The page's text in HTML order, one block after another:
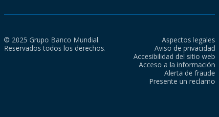
© 2025 Grupo Banco Mundial.
Reservados todos los derechos.
Aspectos legales
Aviso de privacidad
Accesibilidad del sitio web
Acceso a la información
Alerta de fraude
Presente un reclamo